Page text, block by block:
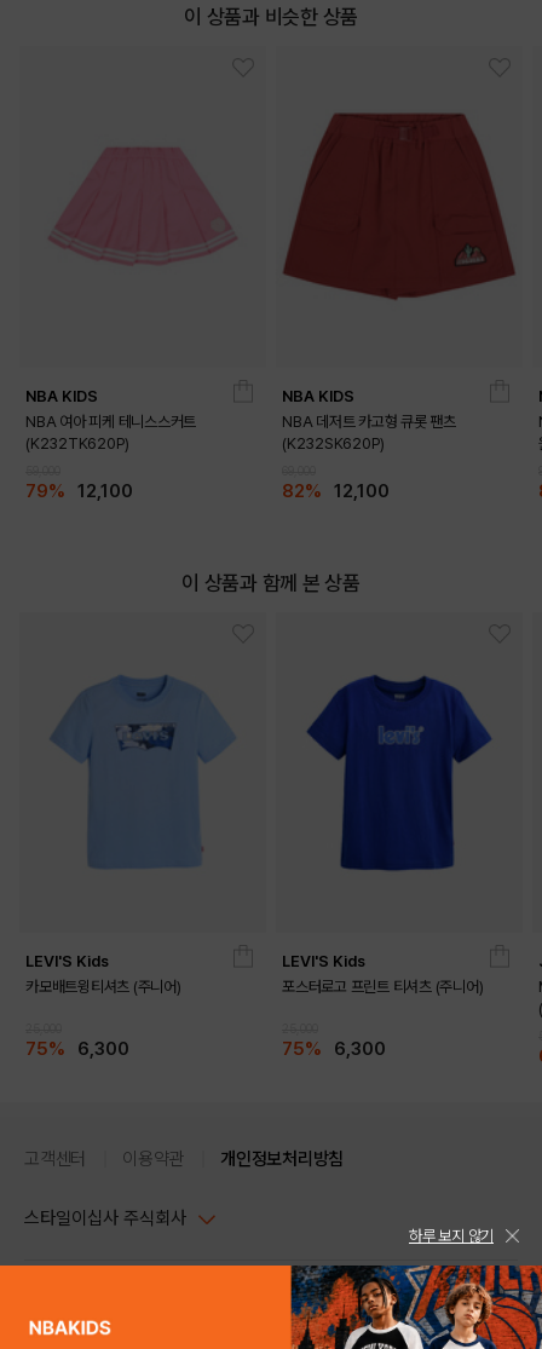
DETAILS
이 상품과 비슷한 상품
NBA KIDS
NBA 여아 피케 테니스스커트
(K232TK620P)
79% 12,100
NBA KIDS
NBA 데저트 카고형 큐롯 팬츠
(K232SK620P)
82% 12,100
이 상품과 함께 본 상품
LEVI'S Kids
카모배트윙티셔츠 (주니어)
75% 6,300
LEVI'S Kids
포스터로고 프린트 티셔츠 (주니어)
75% 6,300
고객센터 이용약관 개인정보처리방침
스타일이십사 주식회사
주소 : 서울시 강남구 논현로 633, 6층 (논현동, 한세엠케이빌딩)
사업자등록번호 : 116-81-32499
스타일24 고객센터 1544-5336
하루 보지 않기